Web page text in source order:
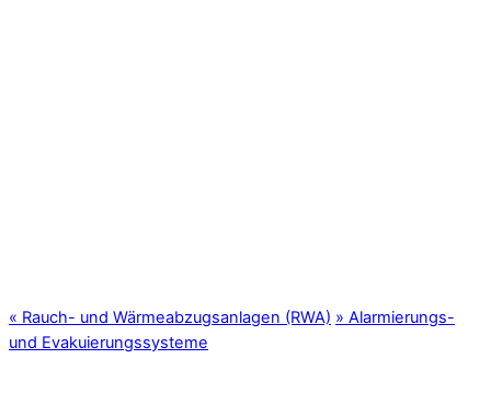
« Rauch- und Wärmeabzugsanlagen (RWA) » Alarmierungs-
und Evakuierungssysteme